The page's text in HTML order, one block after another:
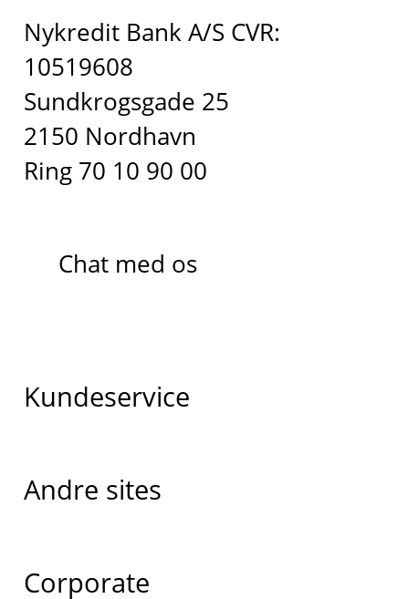
Nykredit Bank A/S CVR:
10519608
Sundkrogsgade 25
2150 Nordhavn
Ring 70 10 90 00
Chat med os
Kundeservice
Andre sites
Corporate